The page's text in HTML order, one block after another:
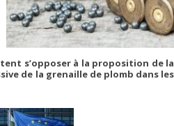
s’opposer à la proposition de la
de la grenaille de plomb dans les